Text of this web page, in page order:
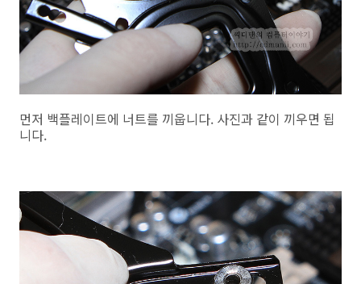
먼저 백플레이트에 너트를 끼웁니다. 사진과 같이 끼우면 됩
니다.